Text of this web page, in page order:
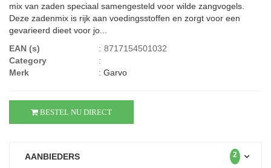
mix van zaden speciaal samengesteld voor wilde zangvogels.
Deze zadenmix is rijk aan voedingsstoffen en zorgt voor een
gevarieerd dieet voor jo...
EAN (s)
: 8717154501032
Category
:
Merk
: Garvo
BESTEL NU DIRECT
AANBIEDERS 2